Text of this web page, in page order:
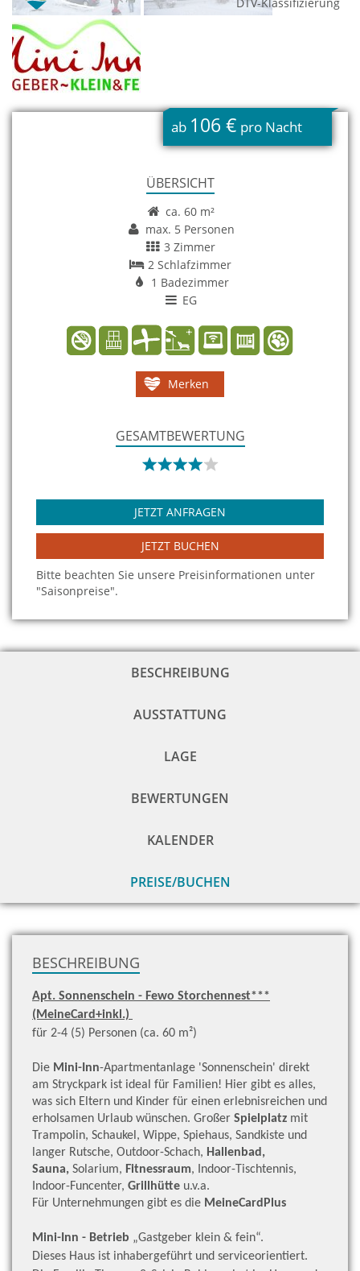
ab 106 € pro Nacht
ÜBERSICHT
ca. 60 m²
max. 5 Personen
3 Zimmer
2 Schlafzimmer
1 Badezimmer
EG
Merken
GESAMTBEWERTUNG
JETZT ANFRAGEN
JETZT BUCHEN
Bitte beachten Sie unsere Preisinformationen unter
"Saisonpreise".
BESCHREIBUNG
AUSSTATTUNG
LAGE
BEWERTUNGEN
KALENDER
PREISE/BUCHEN
BESCHREIBUNG
Apt. Sonnenschein - Fewo Storchennest***
(MeineCard+inkl.)
für 2-4 (5) Personen (ca. 60 m²)
Die Mini-Inn-Apartmentanlage 'Sonnenschein' direkt
am Stryckpark ist ideal für Familien! Hier gibt es alles,
was sich Eltern und Kinder für einen erlebnisreichen und
erholsamen Urlaub wünschen. Großer Spielplatz mit
Trampolin, Schaukel, Wippe, Spiehaus, Sandkiste und
langer Rutsche, Outdoor-Schach, Hallenbad,
Sauna, Solarium, Fitnessraum, Indoor-Tischtennis,
Indoor-Funcenter, Grillhütte u.v.a.
Für Unternehmungen gibt es die MeineCardPlus
Mini-Inn - Betrieb „Gastgeber klein & fein“.
Dieses Haus ist inhabergeführt und serviceorientiert.